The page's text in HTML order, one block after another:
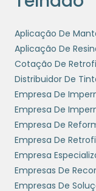
A
térmico
assegurar o
que não
que
instalação
de material
seguir as